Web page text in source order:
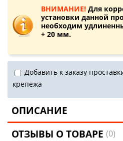
ВНИМАНИЕ! Для
установки данной
необходим
+ 20 мм.
Добавить к заказу
крепежа
ОПИСАНИЕ
ОТЗЫВЫ О ТОВАРЕ(0)